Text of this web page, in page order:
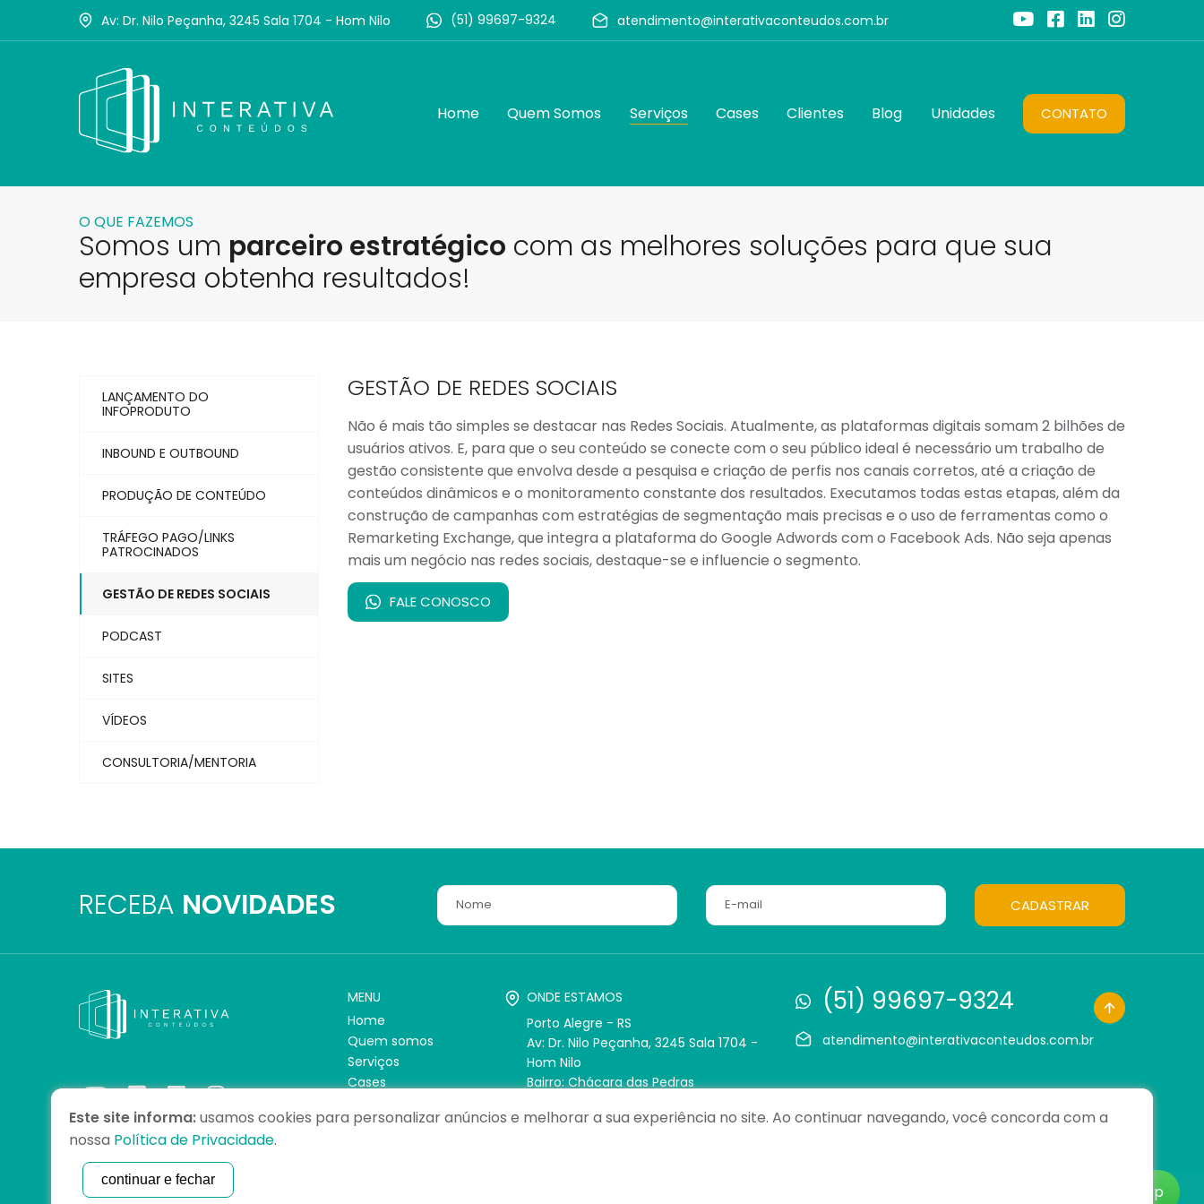
Av: Dr. Nilo Peçanha, 3245 Sala 1704 - Hom Nilo (51) 99697-9324 atendimento@interativaconteudos.com.br
Home Quem Somos Serviços Cases Clientes Blog Unidades CONTATO
WhatsApp
O QUE FAZEMOS
Somos um parceiro estratégico com as melhores soluções para que sua
empresa obtenha resultados!
LANÇAMENTO DO
INFOPRODUTO
INBOUND E OUTBOUND
PRODUÇÃO DE CONTEÚDO
TRÁFEGO PAGO/LINKS
PATROCINADOS
GESTÃO DE REDES SOCIAIS
PODCAST
SITES
VÍDEOS
CONSULTORIA/MENTORIA
GESTÃO DE REDES SOCIAIS
Não é mais tão simples se destacar nas Redes Sociais. Atualmente, as plataformas digitais somam 2 bilhões de
usuários ativos. E, para que o seu conteúdo se conecte com o seu público ideal é necessário um trabalho de
gestão consistente que envolva desde a pesquisa e criação de perfis nos canais corretos, até a criação de
conteúdos dinâmicos e o monitoramento constante dos resultados. Executamos todas estas etapas, além da
construção de campanhas com estratégias de segmentação mais precisas e o uso de ferramentas como o
Remarketing Exchange, que integra a plataforma do Google Adwords com o Facebook Ads. Não seja apenas
mais um negócio nas redes sociais, destaque-se e influencie o segmento.
FALE CONOSCO
RECEBA NOVIDADES CADASTRAR
MENU
Home
Quem somos
Serviços
Cases
Blog
ONDE ESTAMOS
Porto Alegre - RS
Av: Dr. Nilo Peçanha, 3245 Sala 1704 -
Hom Nilo
Bairro: Chácara das Pedras
(51) 99697-9324
atendimento@interativaconteudos.com.br
Este site informa:usamos cookies para personalizar anúncios e melhorar a sua experiência no site. Ao continuar navegando, você concorda com a
nossa Política de Privacidade.
continuar e fechar